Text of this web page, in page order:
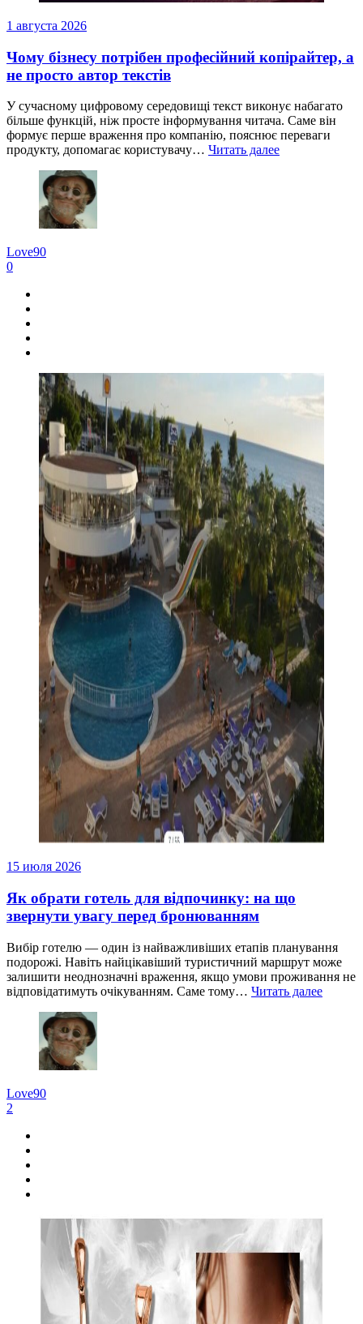
1 августа 2026
Чому бізнесу потрібен професійний копірайтер, а
не просто автор текстів
У сучасному цифровому середовищі текст виконує набагато
більше функцій, ніж просте інформування читача. Саме він
формує перше враження про компанію, пояснює переваги
продукту, допомагає користувачу… Читать далее
Love90
0
15 июля 2026
Як обрати готель для відпочинку: на що
звернути увагу перед бронюванням
Вибір готелю — один із найважливіших етапів планування
подорожі. Навіть найцікавіший туристичний маршрут може
залишити неоднозначні враження, якщо умови проживання не
відповідатимуть очікуванням. Саме тому… Читать далее
Love90
2